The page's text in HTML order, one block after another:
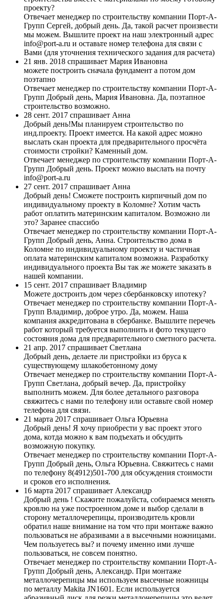
проекту?
Отвечает менеджер по строительству компании Порт-А-
Групп Сергей, добрый день. Да, такой расчет произвести
мы можем. Вышлите проект на наш электронный адрес
info@port-a.ru и оставьте номер телефона для связи с
Вами (для уточнения технического задания для расчета)
21 янв. 2018 спрашивает Мария Ивановна
можете построить сначала фундамент а потом дом
поэтапно
Отвечает менеджер по строительству компании Порт-А-
Групп Добрый день, Мария Ивановна. Да, поэтапное
строительство возможно.
28 сент. 2017 спрашивает Анна
Добрый день!Мы планируем строительство по
инд.проекту. Проект имеется. На какой адрес можно
выслать скан проекта для предварительного просчёта
стоимости стройки? Каменный дом.
Отвечает менеджер по строительству компании Порт-А-
Групп Добрый день. Проект можно выслать на почту
info@port-a.ru
27 сент. 2017 спрашивает Анна
Добрый день! Сможете построить кирпичный дом по
индивидуальному проекту в Коломне? Хотим часть
работ оплатить материнским капиталом. Возможно ли
это? Заранее спассибо
Отвечает менеджер по строительству компании Порт-А-
Групп Добрый день, Анна. Строительство дома в
Коломне по индивидуальному проекту и частичная
оплата материнским капиталом возможна. Разработку
индивидуального проекта Вы так же можете заказать в
нашей компании.
15 сент. 2017 спрашивает Владимир
Можете достроить дом через сбербанковску ипотеку?
Отвечает менеджер по строительству компании Порт-А-
Групп Владимир, доброе утро. Да, можем. Наша
компания аккредитована в сбербанке. Вышлите перечеь
работ который требуется выполнить и фото текущего
состояния дома для предварительного сметного расчета.
21 апр. 2017 спрашивает Светлана
Добрый день, делаете ли пристройки из бруса к
существующему шлакобетонному дому
Отвечает менеджер по строительству компании Порт-А-
Групп Светлана, добрый вечер. Да, пристройку
выполнить можем. Для более детального разговора
свяжитесь с нами по телефону или оставьте свой номер
телефона для связи.
21 марта 2017 спрашивает Ольга Юрьевна
Добрый день! Я хочу приобрести у вас проект этого
дома, котда можно к вам подъехать и обсудить
возможную покупку.
Отвечает менеджер по строительству компании Порт-А-
Групп Добрый день, Ольга Юрьевна. Свяжитесь с нами
по телефону 8(4912)501-700 для обсуждения стоимости
и сроков его исполнения.
16 марта 2017 спрашивает Александр
Добрый день ! Скажите пожалуйста, собираемся менять
кровлю на уже построенном доме и выбор сделали в
сторону металлочерепицы, производитель кровли
обратил наше внимание на том что при монтаже важно
пользоваться не абразивами а в высечными ножницами.
Чем пользуетесь вы? и почему именно ими лучше
пользоваться, не совсем понятно.
Отвечает менеджер по строительству компании Порт-А-
Групп Добрый день, Александр. При монтаже
металлочерепицы мы используем высечные ножницы
по металлу Makita JN1601. Если используется